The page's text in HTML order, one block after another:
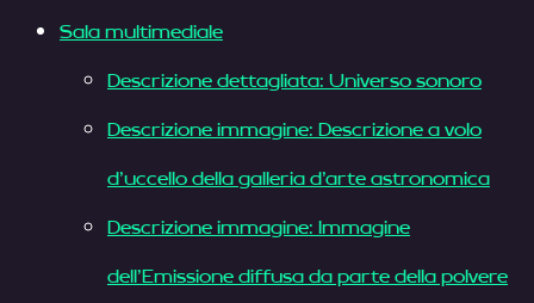
Sala multimediale
Descrizione dettagliata: Universo sonoro
Descrizione immagine: Descrizione a volo
d’uccello della galleria d’arte astronomica
Descrizione immagine: Immagine
dell’Emissione diffusa da parte della polvere